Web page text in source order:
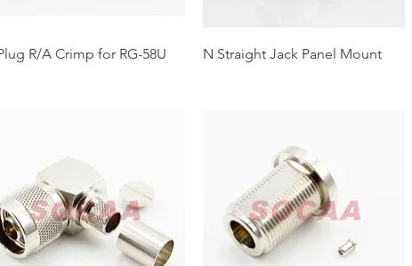
R/A Crimp for RG-58U N Straight Jack Panel Mount